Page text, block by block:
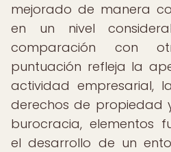
mejorado de manera
en un nivel
comparación con
puntuación refleja la
actividad empresarial,
derechos de propiedad
burocracia, elementos
el desarrollo de un